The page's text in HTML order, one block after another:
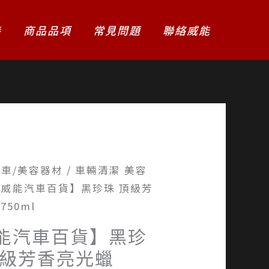
商品品項 常見問題 聯絡威能
/美容器材 / 車輛清潔 美容
能汽車百貨】黑珍珠 頂級芳
汽車百貨】黑珍
芳香亮光蠟